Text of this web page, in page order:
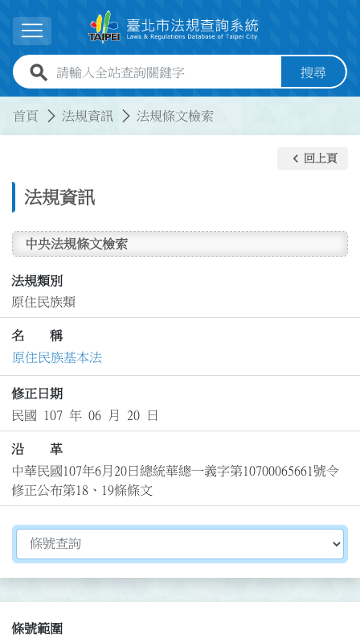
展開選單
全站查詢關鍵字欄位 搜尋
首頁 法規資訊 法規條文檢索
法規資訊
keyboard_arrow_left 回上頁
中央法規條文檢索
法規類別
原住民族類
名 稱
原住民族基本法
修正日期
民國 107 年 06 月 20 日
沿 革
中華民國107年6月20日總統華總一義字第10700065661號令
修正公布第18、19條條文
切換選擇法規資訊內容
條號範圍